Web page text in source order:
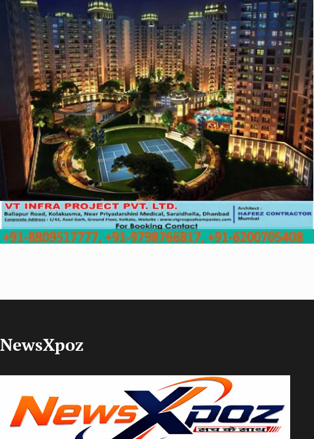
NewsXpoz